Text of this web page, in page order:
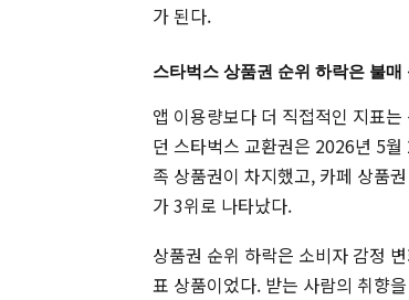
가 된다.
스타벅스 상품권 순위 하락은 불
앱 이용량보다 더 직접적인 지표
던 스타벅스 교환권은 2026년 5
족 상품권이 차지했고, 카페 상품
가 3위로 나타났다.
상품권 순위 하락은 소비자 감정
표 상품이었다. 받는 사람의 취향